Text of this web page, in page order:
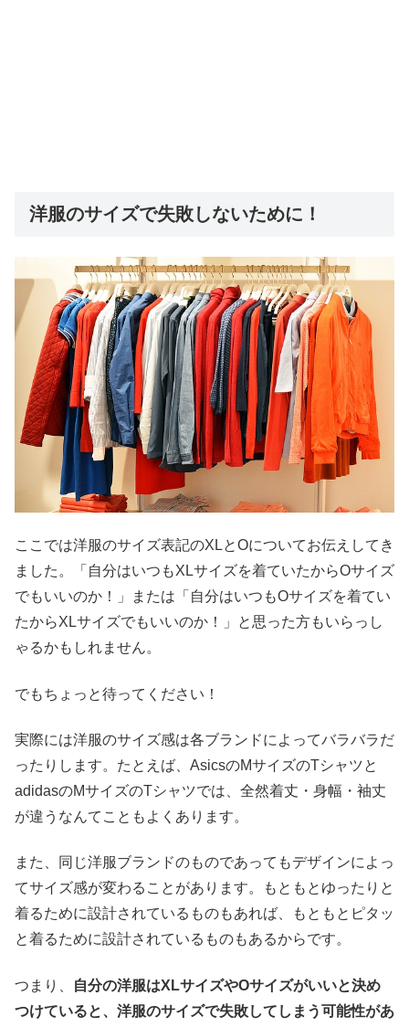
洋服のサイズで失敗しないために！
ここでは洋服のサイズ表記のXLとOについてお伝えしてき
ました。「自分はいつもXLサイズを着ていたからOサイズ
でもいいのか！」または「自分はいつもOサイズを着てい
たからXLサイズでもいいのか！」と思った方もいらっし
ゃるかもしれません。
でもちょっと待ってください！
実際には洋服のサイズ感は各ブランドによってバラバラだ
ったりします。たとえば、AsicsのMサイズのTシャツと
adidasのMサイズのTシャツでは、全然着丈・身幅・袖丈
が違うなんてこともよくあります。
また、同じ洋服ブランドのものであってもデザインによっ
てサイズ感が変わることがあります。もともとゆったりと
着るために設計されているものもあれば、もともとピタッ
と着るために設計されているものもあるからです。
つまり、
自分の洋服はXLサイズやOサイズがいいと決め
つけていると、洋服のサイズで失敗してしまう可能性があ